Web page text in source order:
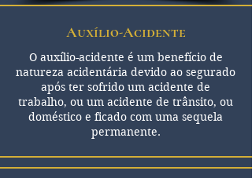
Auxílio-Acidente
O auxílio-acidente é um benefício de
natureza acidentária devido ao segurado
após ter sofrido um acidente de
trabalho, ou um acidente de trânsito, ou
doméstico e ficado com uma sequela
permanente.